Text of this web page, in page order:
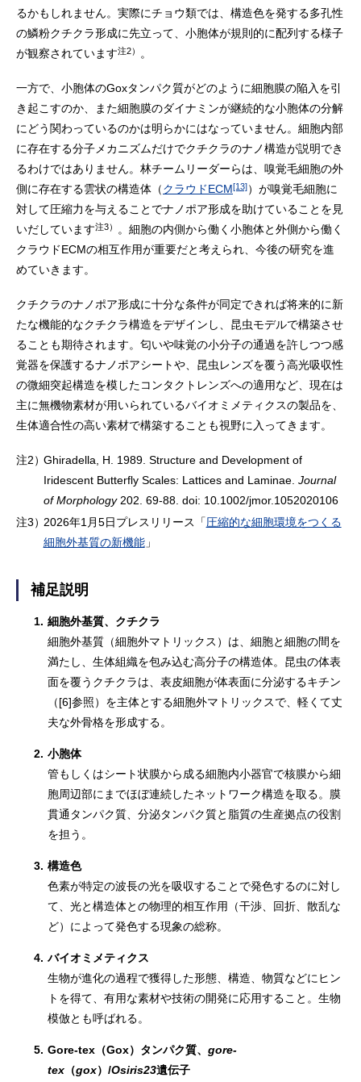
るかもしれません。実際にチョウ類では、構造色を発する多孔性
の鱗粉クチクラ形成に先立って、小胞体が規則的に配列する様子
が観察されています注2） 。
一方で、小胞体のGoxタンパク質がどのように細胞膜の陥入を引
き起こすのか、また細胞膜のダイナミンが継続的な小胞体の分解
にどう関わっているのかは明らかにはなっていません。細胞内部
に存在する分子メカニズムだけでクチクラのナノ構造が説明でき
るわけではありません。林チームリーダーらは、嗅覚毛細胞の外
側に存在する雲状の構造体（クラウドECM[13]）が嗅覚毛細胞に
対して圧縮力を与えることでナノポア形成を助けていることを見
いだしています注3）
。細胞の内側から働く小胞体と外側から働く
クラウドECMの相互作用が重要だと考えられ、今後の研究を進
めていきます。
クチクラのナノポア形成に十分な条件が同定できれば将来的に新
たな機能的なクチクラ構造をデザインし、昆虫モデルで構築させ
ることも期待されます。匂いや味覚の小分子の通過を許しつつ感
覚器を保護するナノポアシートや、昆虫レンズを覆う高光吸収性
の微細突起構造を模したコンタクトレンズへの適用など、現在は
主に無機物素材が用いられているバイオミメティクスの製品を、
生体適合性の高い素材で構築することも視野に入ってきます。
注2）Ghiradella, H. 1989. Structure and Development of
Iridescent Butterfly Scales: Lattices and Laminae. Journal
of Morphology202. 69-88. doi: 10.1002/jmor.1052020106
注3）2026年1月5日プレスリリース「圧縮的な細胞環境をつくる
細胞外基質の新機能」
補足説明
1. 細胞外基質、クチクラ
細胞外基質（細胞外マトリックス）は、細胞と細胞の間を
満たし、生体組織を包み込む高分子の構造体。昆虫の体表
面を覆うクチクラは、表皮細胞が体表面に分泌するキチン
（[6]参照）を主体とする細胞外マトリックスで、軽くて丈
夫な外骨格を形成する。
2. 小胞体
管もしくはシート状膜から成る細胞内小器官で核膜から細
胞周辺部にまでほぼ連続したネットワーク構造を取る。膜
貫通タンパク質、分泌タンパク質と脂質の生産拠点の役割
を担う。
3. 構造色
色素が特定の波長の光を吸収することで発色するのに対し
て、光と構造体との物理的相互作用（干渉、回折、散乱な
ど）によって発色する現象の総称。
4. バイオミメティクス
生物が進化の過程で獲得した形態、構造、物質などにヒン
トを得て、有用な素材や技術の開発に応用すること。生物
模倣とも呼ばれる。
5. Gore-tex（Gox）タンパク質、gore-
tex （gox）/Osiris23遺伝子